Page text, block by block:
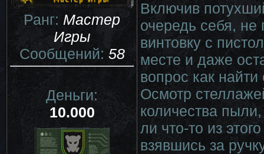
Ранг:Мастер
Игры
Сообщений:58
Деньги:
10.000
Включив
очередь себя,
винтовку с
месте и даже
вопрос как
Осмотр
количества
ли что-то из
взявшись за